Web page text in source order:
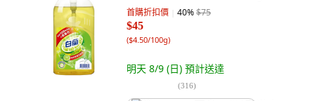
首購折扣價 40%$75
$45
($4.50/100g)
明天 8/9 (日) 預計送達
(316)